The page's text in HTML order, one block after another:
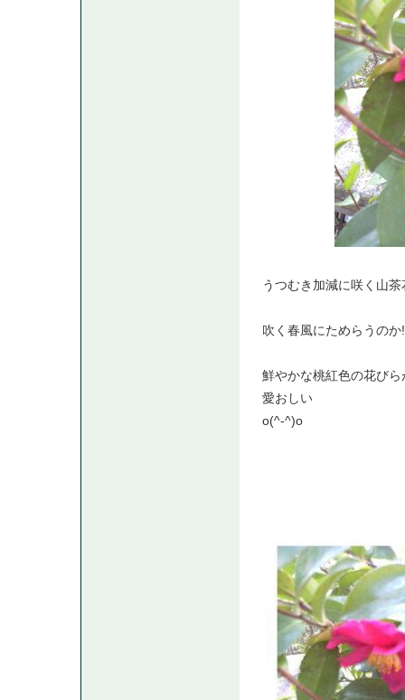
うつむき加減に咲く山
吹く春風にためらうのか!
鮮やかな桃紅色の花び
愛おしい
o(^-^)o